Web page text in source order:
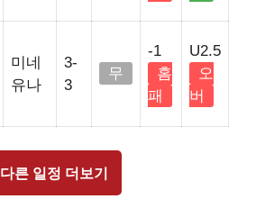
미네
유나
3-
3
무
-1
홈
패
U2.5
오
버
다른 일정 더보기